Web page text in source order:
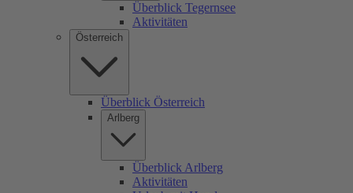
Überblick Tegernsee
Aktivitäten
Österreich
Überblick Österreich
Arlberg
Überblick Arlberg
Aktivitäten